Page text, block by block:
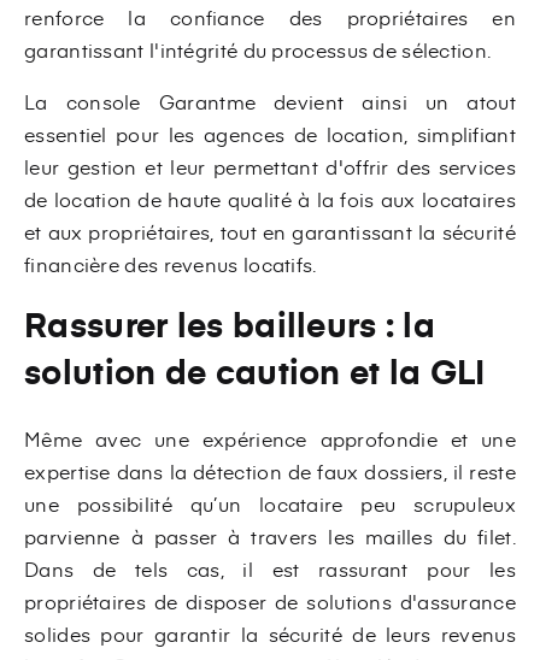
renforce la confiance des propriétaires en
garantissant l'intégrité du processus de sélection.
La console Garantme devient ainsi un atout
essentiel pour les agences de location, simplifiant
leur gestion et leur permettant d'offrir des services
de location de haute qualité à la fois aux locataires
et aux propriétaires, tout en garantissant la sécurité
financière des revenus locatifs.
Rassurer les bailleurs : la
solution de caution et la GLI
Même avec une expérience approfondie et une
expertise dans la détection de faux dossiers, il reste
une possibilité qu’un locataire peu scrupuleux
parvienne à passer à travers les mailles du filet.
Dans de tels cas, il est rassurant pour les
propriétaires de disposer de solutions d'assurance
solides pour garantir la sécurité de leurs revenus